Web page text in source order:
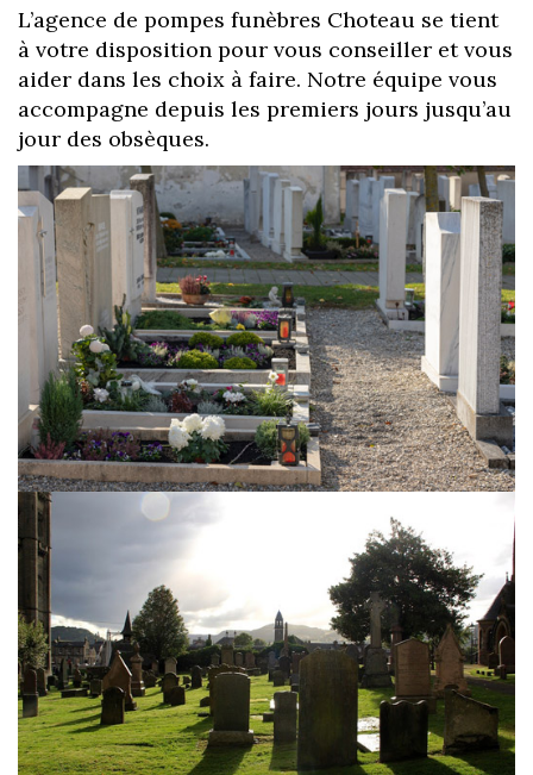
L’agence de pompes funèbres Choteau se tient
à votre disposition pour vous conseiller et vous
aider dans les choix à faire. Notre équipe vous
accompagne depuis les premiers jours jusqu’au
jour des obsèques.